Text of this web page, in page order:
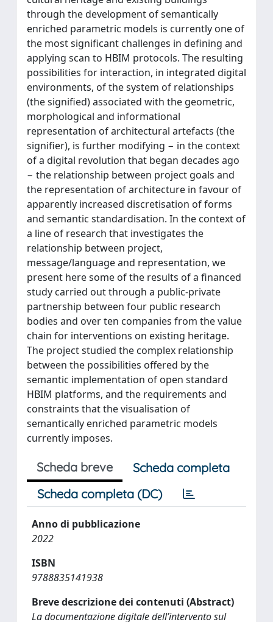
through the development of semantically
enriched parametric models is currently one of
the most significant challenges in defining and
applying scan to HBIM protocols. The resulting
possibilities for interaction, in integrated digital
environments, of the system of relationships
(the signified) associated with the geometric,
morphological and informational
representation of architectural artefacts (the
signifier), is further modifying − in the context
of a digital revolution that began decades ago
− the relationship between project goals and
the representation of architecture in favour of
apparently increased discretisation of forms
and semantic standardisation. In the context of
a line of research that investigates the
relationship between project,
message/language and representation, we
present here some of the results of a financed
study carried out through a public-private
partnership between four public research
bodies and over ten companies from the value
chain for interventions on existing heritage.
The project studied the complex relationship
between the possibilities offered by the
semantic implementation of open standard
HBIM platforms, and the requirements and
constraints that the visualisation of
semantically enriched parametric models
currently imposes.
Scheda breve
Scheda completa
Scheda completa (DC)
Anno di pubblicazione
2022
ISBN
9788835141938
Breve descrizione dei contenuti (Abstract)
La documentazione digitale dell’intervento sul